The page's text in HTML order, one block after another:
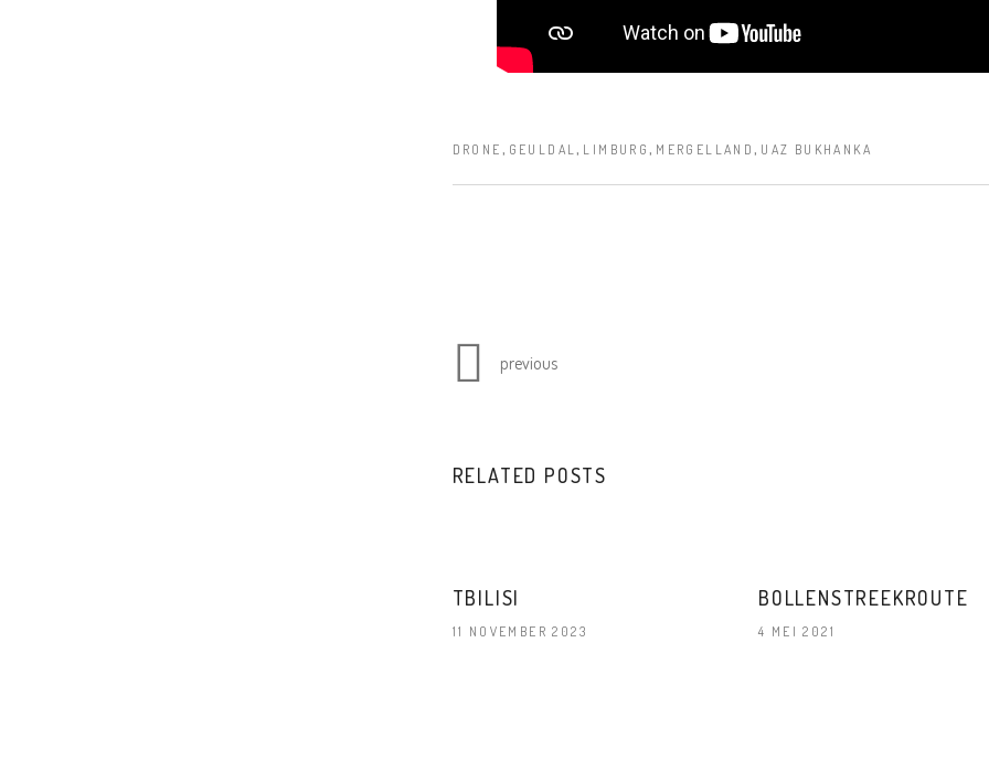
DRONE , GEULDAL, LIMBURG, MERGELLAND, UAZ BUKHANKA
previous
RELATED POSTS
TBILISI
11 NOVEMBER 2023
BOLLENSTREEKROUTE
4 MEI 2021